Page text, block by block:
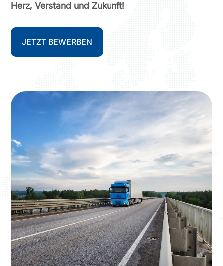
Herz, Verstand und Zukunft!
JETZT BEWERBEN